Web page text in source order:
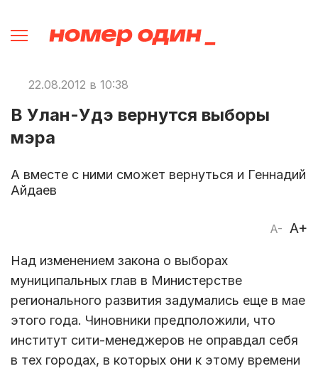
22.08.2012 в 10:38
В Улан-Удэ вернутся выборы
мэра
А вместе с ними сможет вернуться и Геннадий
Айдаев
A- A+
Над изменением закона о выборах
муниципальных глав в Министерстве
регионального развития задумались еще в мае
этого года. Чиновники предположили, что
институт сити-менеджеров не оправдал себя
в тех городах, в которых они к этому времени